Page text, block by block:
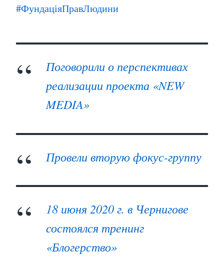
#ФундаціяПравЛюдини
Поговорили о перспективах
реализации проекта «NEW
MEDIA»
Провели вторую фокус-группу
18 июня 2020 г. в Чернигове
состоялся тренинг
«Блогерство»